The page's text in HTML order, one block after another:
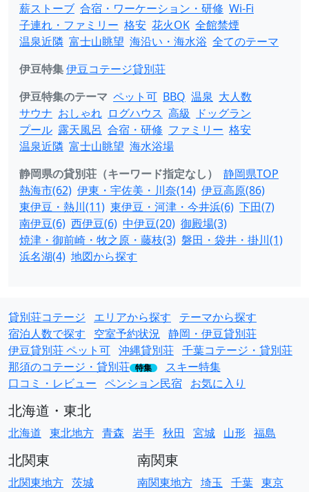
薪ストーブ 合宿・ワーケーション・研修 Wi-Fi
子連れ・ファミリー 格安 花火OK 全館禁煙
温泉近隣 富士山眺望 海沿い・海水浴 全てのテーマ
伊豆特集伊豆コテージ貸別荘
伊豆特集のテーマ ペット可 BBQ 温泉 大人数
サウナ おしゃれ ログハウス 高級
ドッグラン
プール 露天風呂 合宿・研修 ファミリー 格安
温泉近隣 富士山眺望 海水浴場
静岡県の貸別荘（キーワード指定なし）
静岡県TOP
熱海市(62) 伊東・宇佐美・川奈(14) 伊豆高原(86)
東伊豆・熱川(11) 東伊豆・河津・今井浜(6) 下田(7)
南伊豆(6) 西伊豆(6) 中伊豆(20) 御殿場(3)
焼津・御前崎・牧之原・藤枝(3) 磐田・袋井・掛川(1)
浜名湖(4) 地図から探す
貸別荘コテージ エリアから探す
テーマから探す
宿泊人数で探す
空室予約状況 静岡・伊豆貸別荘
伊豆貸別荘 ペット可 沖縄貸別荘 千葉コテージ・貸別荘
那須のコテージ・貸別荘 特集
スキー特集
口コミ・レビュー ペンション民宿 お気に入り
北海道・東北
北海道 東北地方 青森 岩手 秋田 宮城 山形 福島
北関東
北関東地方 茨城
南関東
南関東地方 埼玉 千葉 東京